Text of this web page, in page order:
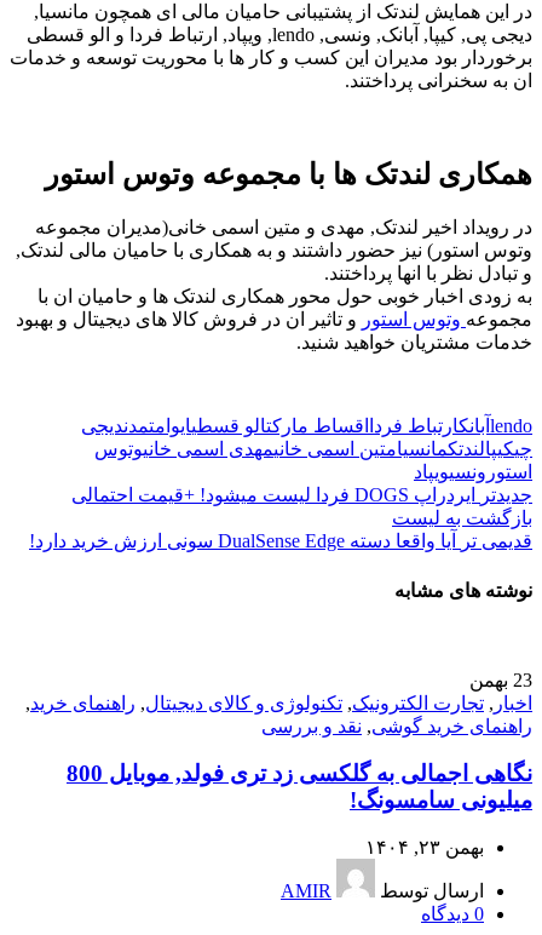
در این همایش لندتک از پشتیبانی حامیان مالی ای همچون مانسیا,
دیجی پی, کیپا, آبانک, ونسی, lendo, ویپاد, ارتباط فردا و الو قسطی
برخوردار بود مدیران این کسب و کار ها با محوریت توسعه و خدمات
ان به سخنرانی پرداختند.
همکاری لندتک ها با مجموعه وتوس استور
در رویداد اخیر لندتک, مهدی و متین اسمی خانی(مدیران مجموعه
وتوس استور) نیز حضور داشتند و به همکاری با حامیان مالی لندتک,
و تبادل نظر با انها پرداختند.
به زودی اخبار خوبی حول محور همکاری لندتک ها و حامیان ان با
مجموعه وتوس استور و تاثیر ان در فروش کالا های دیجیتال و بهبود
خدمات مشتریان خواهید شنید.
lendo آبانکارتباط فردا اقساط مارکتالو قسطیایوامتمدندیجی
چیکیپالندتکمانسیامتین اسمی خانیمهدی اسمی خانیوتوس
استور ونسیویپاد
جدیدتر
ایردراپ DOGS فردا لیست میشود! +قیمت احتمالی
بازگشت به لیست
قدیمی تر
آیا واقعا دسته DualSense Edge سونی ارزش خرید دارد!
نوشته های مشابه
23 بهمن
اخبار , تجارت الکترونیک, تکنولوژی و کالای دیجیتال, راهنمای خرید,
راهنمای خرید گوشی, نقد و بررسی
نگاهی اجمالی به گلکسی زد تری فولد, موبایل 800
میلیونی سامسونگ!
بهمن ۲۳, ۱۴۰۴
ارسال توسط
AMIR
0 دیدگاه